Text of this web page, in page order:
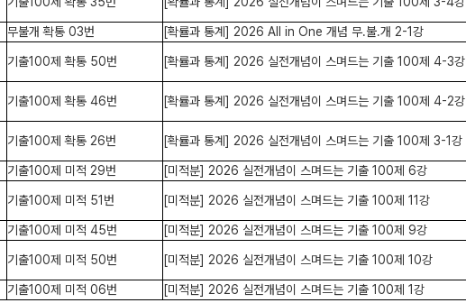
무불개 확통 03번 [확률과 통계] 2026 All in One 개념 무.불.개 2-1강
기출100제 확통 50번 [확률과 통계] 2026 실전개념이 스며드는 기출 100제 4-3강
기출100제 확통 46번 [확률과 통계] 2026 실전개념이 스며드는 기출 100제 4-2강
기출100제 확통 26번 [확률과 통계] 2026 실전개념이 스며드는 기출 100제 3-1강
기출100제 미적 29번 [미적분] 2026 실전개념이 스며드는 기출 100제 6강
기출100제 미적 51번 [미적분] 2026 실전개념이 스며드는 기출 100제 11강
기출100제 미적 45번 [미적분] 2026 실전개념이 스며드는 기출 100제 9강
기출100제 미적 50번 [미적분] 2026 실전개념이 스며드는 기출 100제 10강
기출100제 미적 06번 [미적분] 2026 실전개념이 스며드는 기출 100제 1강